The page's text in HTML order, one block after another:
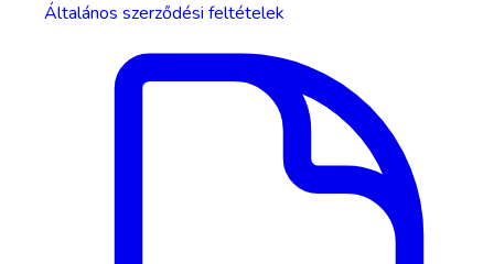
Általános szerződési feltételek